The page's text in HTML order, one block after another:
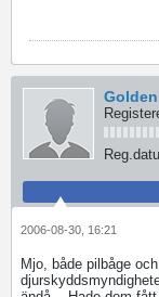
Golden
2006-08-30, 16:21
Mjo, både pilbåge